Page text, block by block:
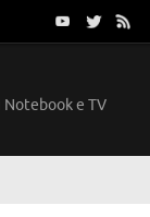
Notebook e TV